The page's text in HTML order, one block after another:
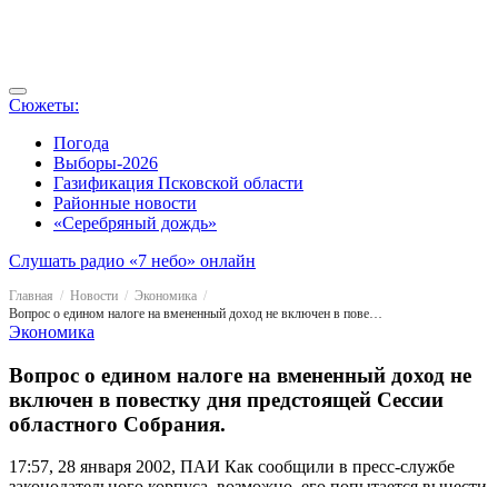
Сюжеты:
Погода
Выборы-2026
Газификация Псковской области
Районные новости
«Серебряный дождь»
Слушать радио «7 небо» онлайн
Главная Новости
Экономика
Вопрос о едином налоге на вмененный доход не включен в повестку дня предстоящей Сессии областного Собрания.
Экономика
Вопрос о едином налоге на вмененный доход не
включен в повестку дня предстоящей Сессии
областного Собрания.
17:57, 28 января 2002, ПАИ Как сообщили в пресс-службе